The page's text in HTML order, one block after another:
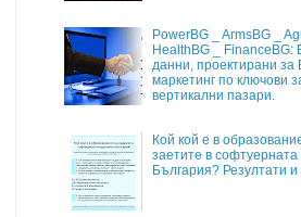
PowerBG _ ArmsBG _
HealthBG _ FinanceBG:
данни, проектирани за
маркетинг по ключови
вертикални пазари.
Кой кой е в
заетите в софтуерната
България? Резултати и